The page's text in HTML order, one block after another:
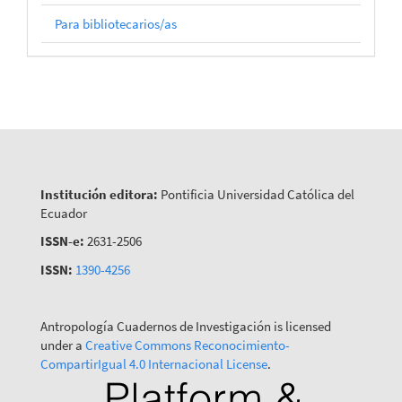
Para bibliotecarios/as
Institución editora: Pontificia Universidad Católica del
Ecuador
ISSN-e: 2631-2506
ISSN: 1390-4256
Antropología Cuadernos de Investigación is licensed
under a Creative Commons Reconocimiento-
CompartirIgual 4.0 Internacional License.